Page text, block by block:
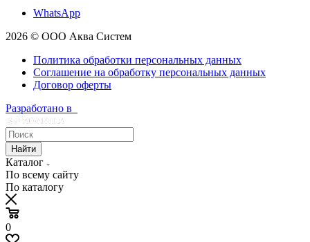
WhatsApp
2026 © ООО Аква Систем
Политика обработки персональных данных
Соглашение на обработку персональных данных
Договор оферты
Разработано в
Найти
Каталог
По всему сайту
По каталогу
0